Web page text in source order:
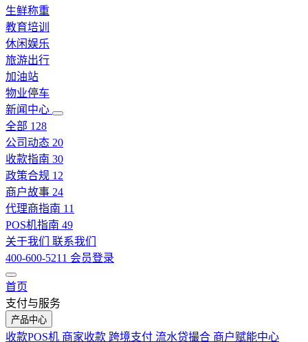
生鲜称重
教育培训
休闲娱乐
旅游出行
加油站
物业停车
新闻中心
全部 128
公司动态 20
收款指南 30
政策合规 12
商户故事 24
代理商指南 11
POS机指南 49
关于我们 联系我们
400-600-5211 会员登录
首页
支付与服务
产品中心
收款POS机 商家收款 跨境支付 流水贷撮合 商户赋能中心